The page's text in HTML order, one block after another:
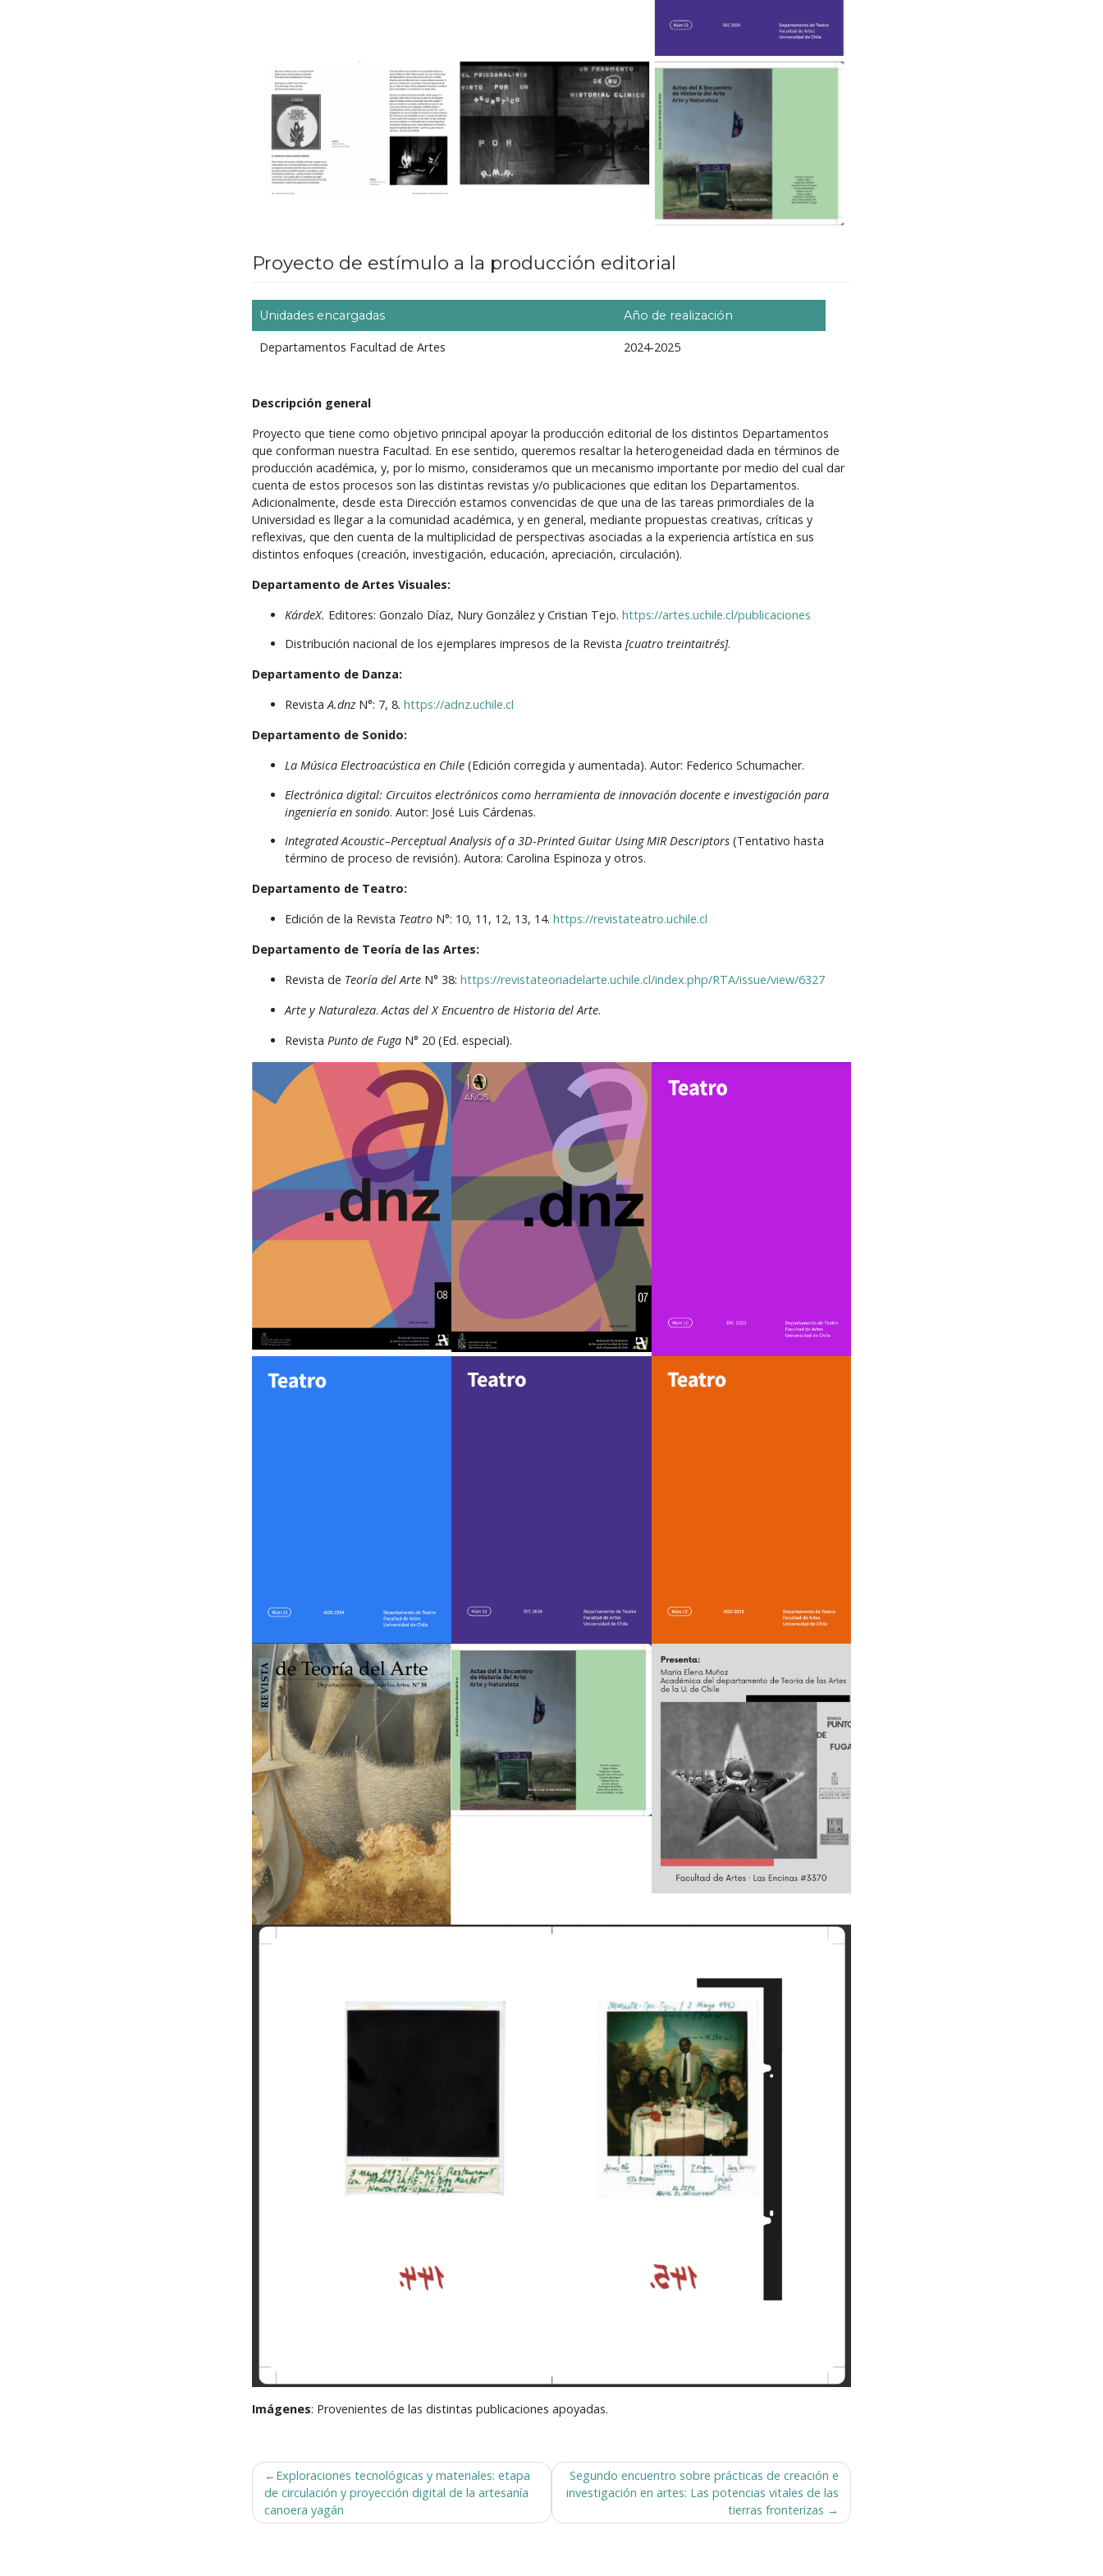
Proyecto de estímulo a la producción editorial
Unidades encargadas Año de realización
Departamentos Facultad de Artes 2024-2025
Descripción general
Proyecto que tiene como objetivo principal apoyar la producción editorial de los distintos Departamentos
que conforman nuestra Facultad. En ese sentido, queremos resaltar la heterogeneidad dada en términos de
producción académica, y, por lo mismo, consideramos que un mecanismo importante por medio del cual dar
cuenta de estos procesos son las distintas revistas y/o publicaciones que editan los Departamentos.
Adicionalmente, desde esta Dirección estamos convencidas de que una de las tareas primordiales de la
Universidad es llegar a la comunidad académica, y en general, mediante propuestas creativas, críticas y
reflexivas, que den cuenta de la multiplicidad de perspectivas asociadas a la experiencia artística en sus
distintos enfoques (creación, investigación, educación, apreciación, circulación).
Departamento de Artes Visuales:
KárdeX. Editores: Gonzalo Díaz, Nury González y Cristian Tejo. https://artes.uchile.cl/publicaciones
Distribución nacional de los ejemplares impresos de la Revista [cuatro treintaitrés].
Departamento de Danza:
Revista A.dnzN°: 7, 8. https://adnz.uchile.cl
Departamento de Sonido:
La Música Electroacústica en Chile (Edición corregida y aumentada). Autor: Federico Schumacher.
Electrónica digital: Circuitos electrónicos como herramienta de innovación docente e investigación para
ingeniería en sonido. Autor: José Luis Cárdenas.
Integrated Acoustic–Perceptual Analysis of a 3D-Printed Guitar Using MIR Descriptors (Tentativo hasta
término de proceso de revisión). Autora: Carolina Espinoza y otros.
Departamento de Teatro:
Edición de la Revista Teatro N°: 10, 11, 12, 13, 14. https://revistateatro.uchile.cl
Departamento de Teoría de las Artes:
Revista de Teoría del Arte N° 38: https://revistateoriadelarte.uchile.cl/index.php/RTA/issue/view/6327
Arte y Naturaleza.Actas del X Encuentro de Historia del Arte.
Revista Punto de Fuga N° 20 (Ed. especial).
Imágenes: Provenientes de las distintas publicaciones apoyadas.
Navegación
de
entradas
Exploraciones tecnológicas y materiales: etapa
de circulación y proyección digital de la artesanía
canoera yagán
Segundo encuentro sobre prácticas de creación e
investigación en artes: Las potencias vitales de las
tierras fronterizas